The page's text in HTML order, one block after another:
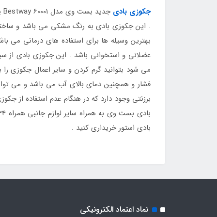
جکوزی بادی
. این جکوزی بادی به رنگ مشکی می باشد و
بهترین وسیله ها برای استفاده های درمانی می
عضلانی و استخوانی باشد . این جکوزی بادی از
می شود بتوانید گرم کردن و سایر اعمال جکوزی
فشار و همچنین دمای بالای آب می باشد و می
برزنتی وجود دارد که در هنگام عدم استفاده از
بادی استور خریداری کنید .
نماد اعتماد الکترونیکی